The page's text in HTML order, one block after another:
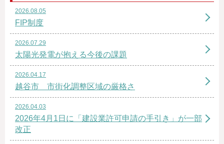
2026.08.05
FIP制度
2026.07.29
太陽光発電が抱える今後の課題
2026.04.17
越谷市 市街化調整区域の厳格さ
2026.04.03
2026年4月1日に「建設業許可申請の手引き」が一部
改正